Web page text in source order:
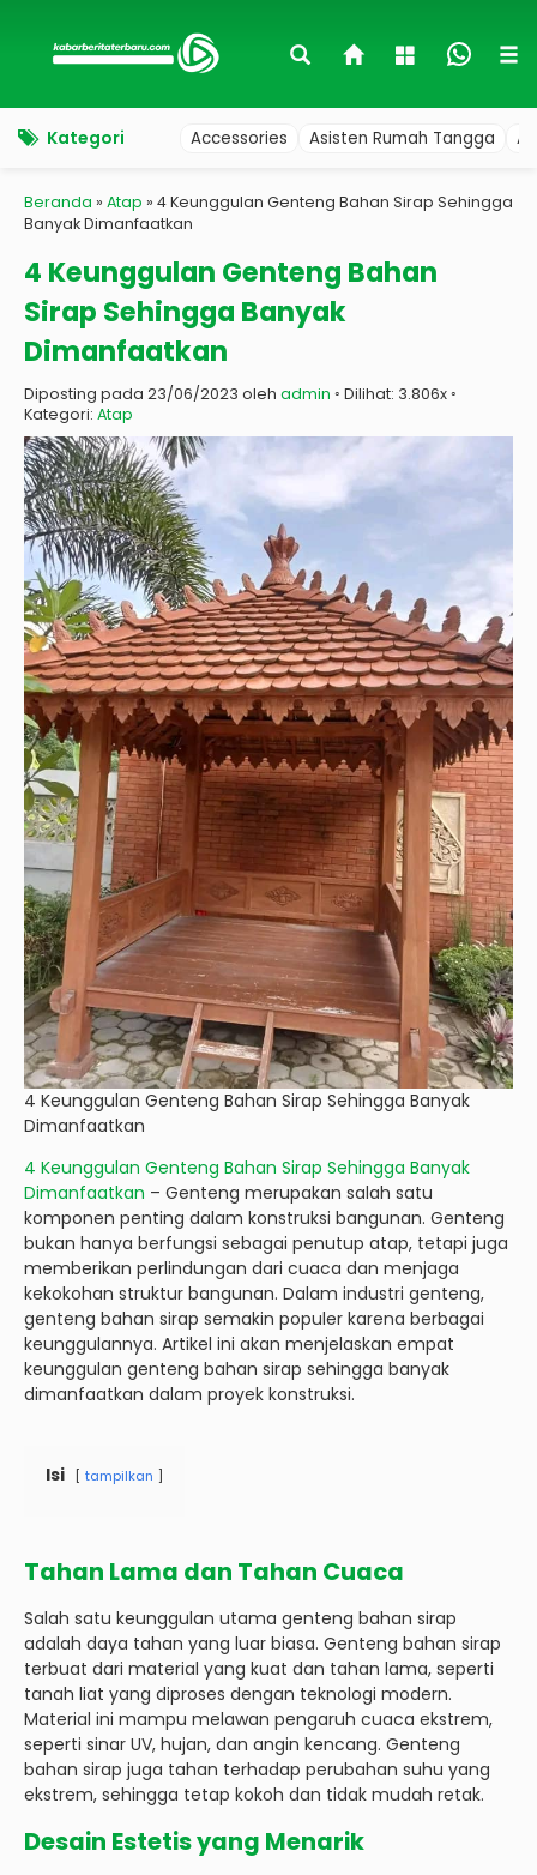
Kategori Accessories Asisten Rumah Tangga
Beranda » Atap » 4 Keunggulan Genteng Bahan Sirap Sehingga
Banyak Dimanfaatkan
4 Keunggulan Genteng Bahan
Sirap Sehingga Banyak
Dimanfaatkan
Diposting pada 23/06/2023 oleh admin ◦ Dilihat: 3.806x ◦
Kategori: Atap
4 Keunggulan Genteng Bahan Sirap Sehingga Banyak
Dimanfaatkan
4 Keunggulan Genteng Bahan Sirap Sehingga Banyak
Dimanfaatkan – Genteng merupakan salah satu
komponen penting dalam konstruksi bangunan. Genteng
bukan hanya berfungsi sebagai penutup atap, tetapi juga
memberikan perlindungan dari cuaca dan menjaga
kekokohan struktur bangunan. Dalam industri genteng,
genteng bahan sirap semakin populer karena berbagai
keunggulannya. Artikel ini akan menjelaskan empat
keunggulan genteng bahan sirap sehingga banyak
dimanfaatkan dalam proyek konstruksi.
Isi tampilkan
Tahan Lama dan Tahan Cuaca
Salah satu keunggulan utama genteng bahan sirap
adalah daya tahan yang luar biasa. Genteng bahan sirap
terbuat dari material yang kuat dan tahan lama, seperti
tanah liat yang diproses dengan teknologi modern.
Material ini mampu melawan pengaruh cuaca ekstrem,
seperti sinar UV, hujan, dan angin kencang. Genteng
bahan sirap juga tahan terhadap perubahan suhu yang
ekstrem, sehingga tetap kokoh dan tidak mudah retak.
Desain Estetis yang Menarik